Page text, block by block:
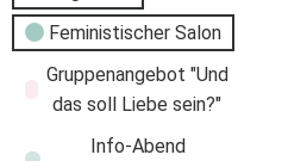
Feministischer Salon
Gruppenangebot "Und
das soll Liebe sein?"
Info-Abend